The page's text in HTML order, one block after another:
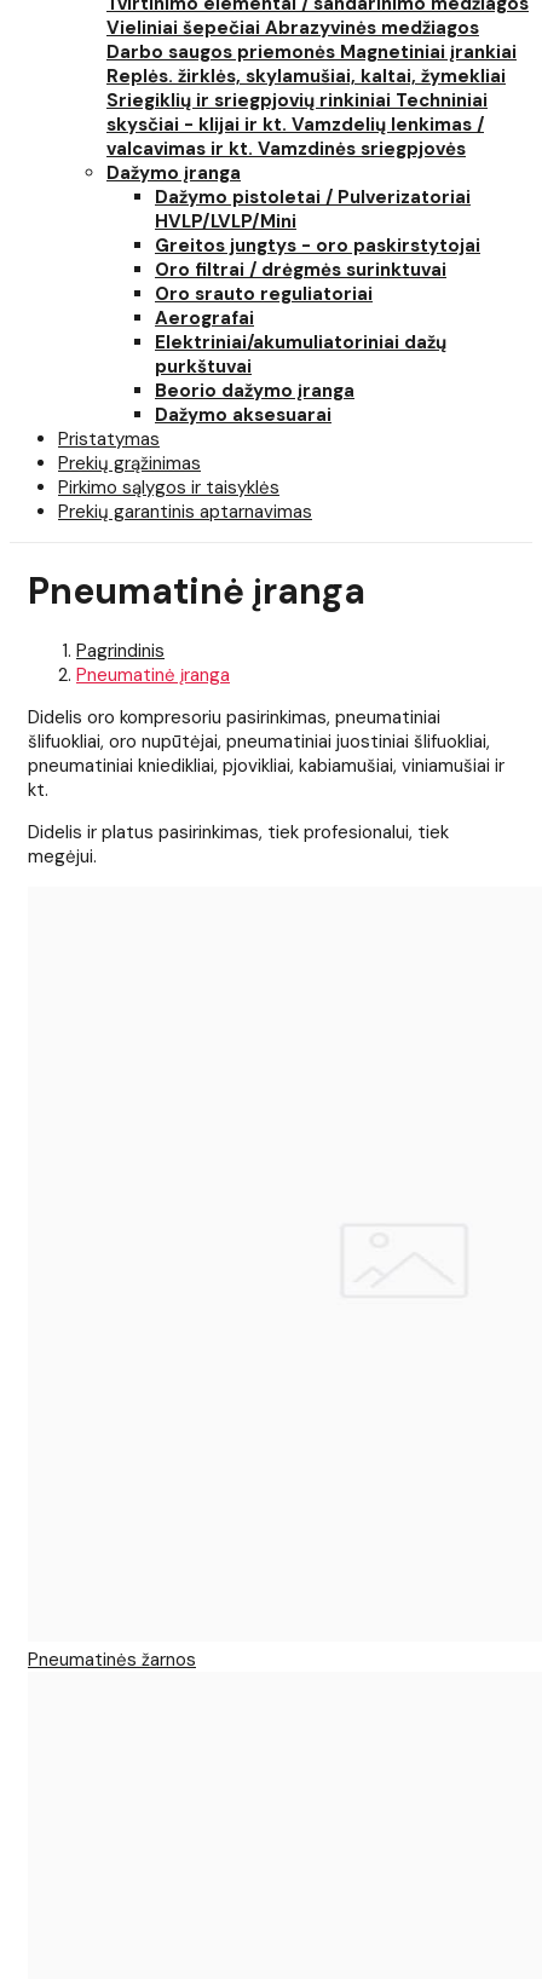
Vieliniai šepečiai Abrazyvinės medžiagos
Darbo saugos priemonės Magnetiniai įrankiai
Replės. žirklės, skylamušiai, kaltai, žymekliai
Sriegiklių ir sriegpjovių rinkiniai Techniniai
skysčiai - klijai ir kt. Vamzdelių lenkimas /
valcavimas ir kt. Vamzdinės sriegpjovės
Dažymo įranga
Dažymo pistoletai / Pulverizatoriai
HVLP/LVLP/Mini
Greitos jungtys - oro paskirstytojai
Oro filtrai / drėgmės surinktuvai
Oro srauto reguliatoriai
Aerografai
Elektriniai/akumuliatoriniai dažų
purkštuvai
Beorio dažymo įranga
Dažymo aksesuarai
Pristatymas
Prekių grąžinimas
Pirkimo sąlygos ir taisyklės
Prekių garantinis aptarnavimas
Pneumatinė įranga
Pagrindinis
Pneumatinė įranga
Didelis oro kompresoriu pasirinkimas, pneumatiniai
šlifuokliai, oro nupūtėjai, pneumatiniai juostiniai šlifuokliai,
pneumatiniai kniedikliai, pjovikliai, kabiamušiai, viniamušiai ir
kt.
Didelis ir platus pasirinkimas, tiek profesionalui, tiek
megėjui.
Pneumatinės žarnos